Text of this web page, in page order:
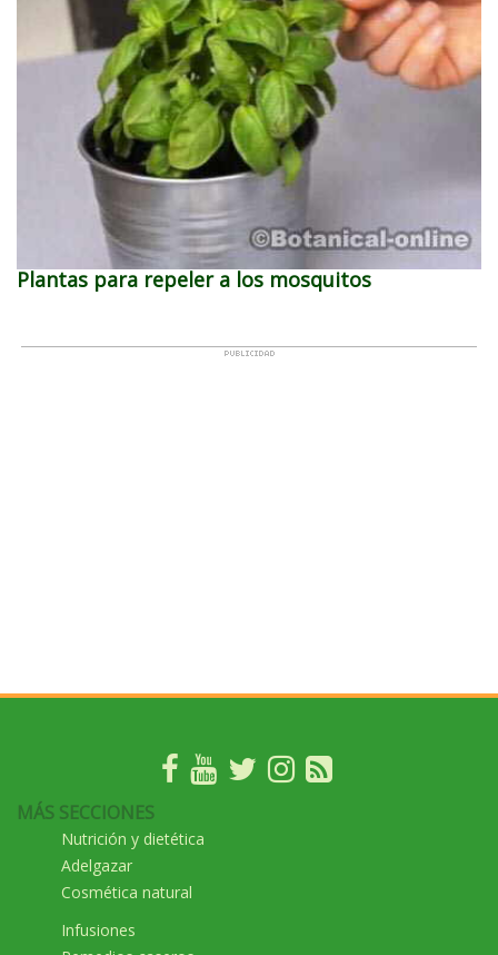
Plantas para repeler a los mosquitos
MÁS SECCIONES
Nutrición y dietética
Adelgazar
Cosmética natural
Infusiones